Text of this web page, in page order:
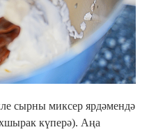
сырны миксер ярдәмендә
күперә). Аңа